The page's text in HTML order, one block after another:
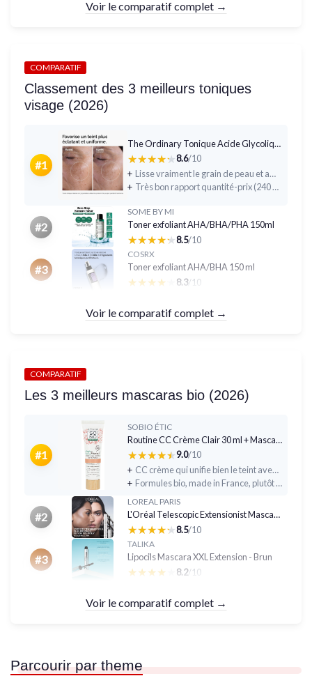
Voir le comparatif complet →
COMPARATIF
Classement des 3 meilleurs toniques
visage (2026)
#1
The Ordinary Tonique Acide Glycolique 7% 240 ml
★★★★★
★★★★★8.6/10
+
Lisse vraiment le grain de peau et améliore la texture avec un peu de régularité
+
Très bon rapport quantité-prix (240 ml, dure longtemps, utilisable visage et corps)
#2
SOME BY MI
Toner exfoliant AHA/BHA/PHA 150ml
★★★★★
★★★★★8.5/10
#3
COSRX
Toner exfoliant AHA/BHA 150 ml
★★★★★
★★★★★ 8.3/10
Voir le comparatif complet →
COMPARATIF
Les 3 meilleurs mascaras bio (2026)
#1
SOBIO ÉTIC
Routine CC Crème Clair 30 ml + Mascara Noir 8 ml - Bio - Made in France
★★★★★
★★★★★9.0/10
+
CC crème qui unifie bien le teint avec un rendu naturel et léger
+
Formules bio, made in France, plutôt douces pour la peau et les yeux sensibles
#2
LOREAL PARIS
L'Oréal Telescopic Extensionist Mascara 9,9 ml x2
★★★★★
★★★★★8.5/10
#3
TALIKA
Lipocils Mascara XXL Extension - Brun
★★★★★
★★★★★ 8.2/10
Voir le comparatif complet →
Parcourir par theme